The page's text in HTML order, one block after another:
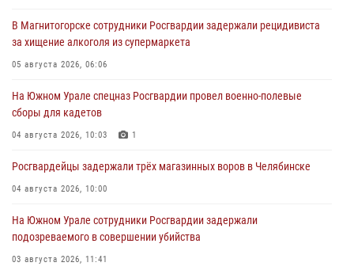
В Магнитогорске сотрудники Росгвардии задержали рецидивиста
за хищение алкоголя из супермаркета
05 августа 2026, 06:06
На Южном Урале спецназ Росгвардии провел военно-полевые
сборы для кадетов
04 августа 2026, 10:03 1
Росгвардейцы задержали трёх магазинных воров в Челябинске
04 августа 2026, 10:00
На Южном Урале сотрудники Росгвардии задержали
подозреваемого в совершении убийства
03 августа 2026, 11:41